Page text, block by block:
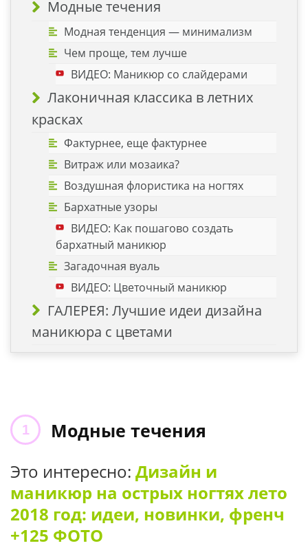
Модные течения
Модная тенденция — минимализм
Чем проще, тем лучше
ВИДЕО: Маникюр со слайдерами
Лаконичная классика в летних
красках
Фактурнее, еще фактурнее
Витраж или мозаика?
Воздушная флористика на ногтях
Бархатные узоры
ВИДЕО: Как пошагово создать
бархатный маникюр
Загадочная вуаль
ВИДЕО: Цветочный маникюр
ГАЛЕРЕЯ: Лучшие идеи дизайна
маникюра с цветами
Модные течения
Это интересно: Дизайн и
маникюр на острых ногтях лето
2018 год: идеи, новинки, френч
+125 ФОТО